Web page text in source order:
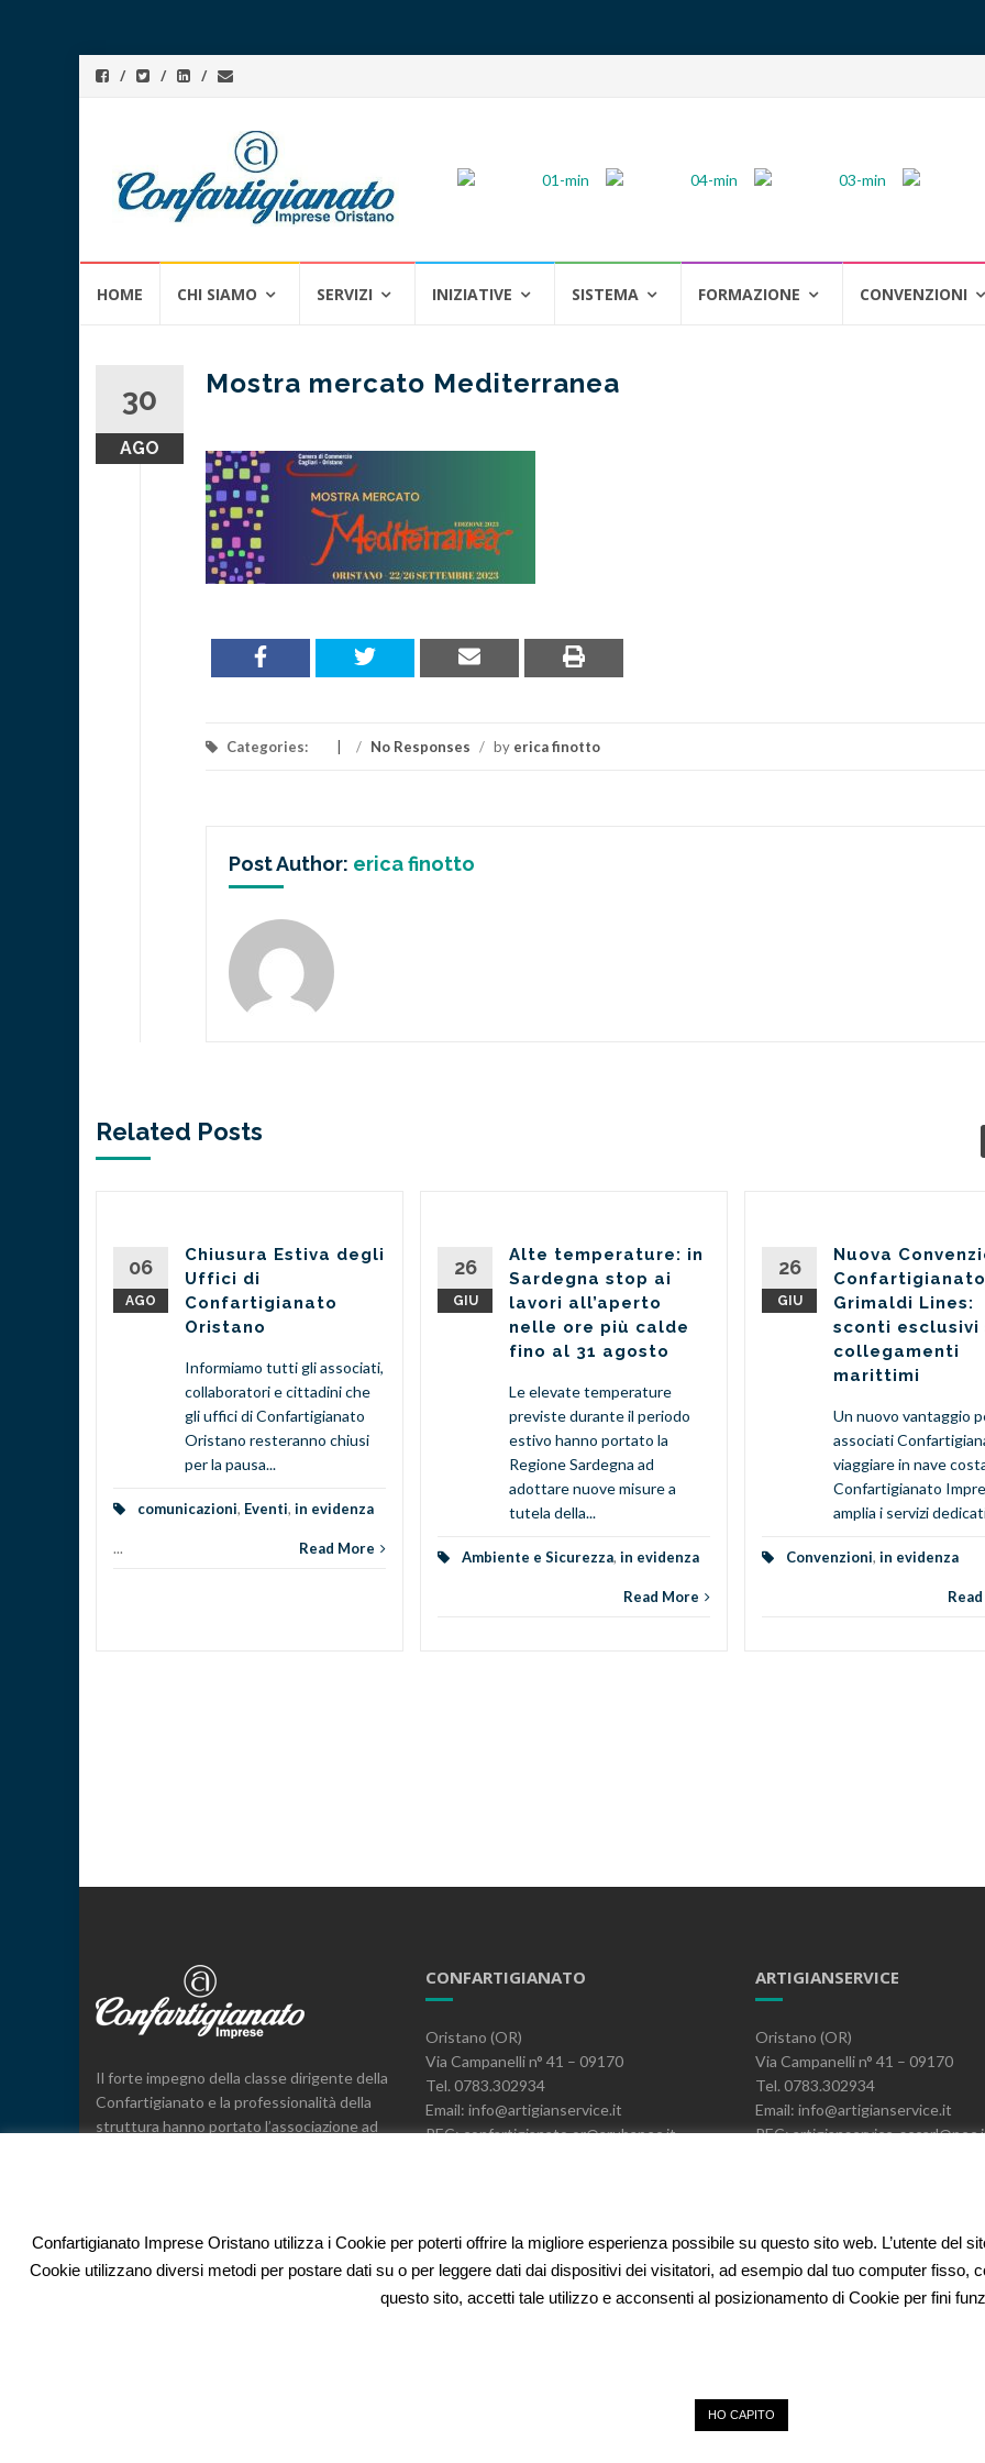
HOME CHI SIAMO SERVIZI INIZIATIVE SISTEMA FORMAZIONE CONVENZIONI
30
AGO
Mostra mercato Mediterranea
Categories: / No Responses / by erica finotto
Post Author: erica finotto
Related Posts
06
AGO
Chiusura Estiva degli
Uffici di
Confartigianato
Oristano
Informiamo tutti gli associati,
collaboratori e cittadini che
gli uffici di Confartigianato
Oristano resteranno chiusi
per la pausa...
comunicazioni, Eventi, in evidenza
... Read More
26
GIU
Alte temperature: in
Sardegna stop ai
lavori all’aperto
nelle ore più calde
fino al 31 agosto
Le elevate temperature
previste durante il periodo
estivo hanno portato la
Regione Sardegna ad
adottare nuove misure a
tutela della...
Ambiente e Sicurezza, in evidenza
Read More
26
GIU
Nuova
Grimaldi Lines:
sconti esclusivi
collegamenti
marittimi
Un nuovo vantaggio
associati
viaggiare in nave
Confartigianato
amplia i servizi
Convenzioni, in evidenza
Il forte impegno della classe dirigente della
Confartigianato e la professionalità della
struttura hanno portato l’associazione ad
CONFARTIGIANATO
Oristano (OR)
Via Campanelli n° 41 – 09170
Tel. 0783.302934
Email: info@artigianservice.it
PEC: confartigianato.or@arubapec.it
ARTIGIANSERVICE
Oristano (OR)
Via Campanelli n° 41 – 09170
Tel. 0783.302934
Email: info@artigianservice.it
PEC: artigianservice-
Confartigianato Imprese Oristano utilizza i Cookie per poterti offrire la migliore esperienza possibile su questo sito web. L’utente del
Cookie utilizzano diversi metodi per postare dati su o per leggere dati dai dispositivi dei visitatori, ad esempio dal tuo computer fisso,
questo sito, accetti tale utilizzo e acconsenti al posizionamento di Cookie per fini
HO CAPITO